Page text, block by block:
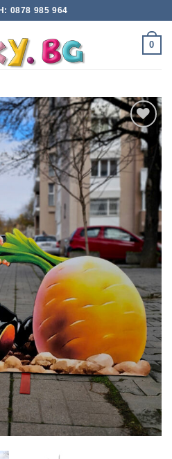
0878 985 964
0
Add to
wishlist